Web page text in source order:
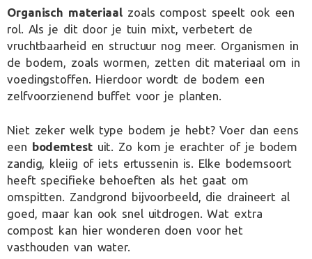
Organisch materiaal zoals compost speelt ook een
rol. Als je dit door je tuin mixt, verbetert de
vruchtbaarheid en structuur nog meer. Organismen in
de bodem, zoals wormen, zetten dit materiaal om in
voedingstoffen. Hierdoor wordt de bodem een
zelfvoorzienend buffet voor je planten.
Niet zeker welk type bodem je hebt? Voer dan eens
een bodemtestuit. Zo kom je erachter of je bodem
zandig, kleiig of iets ertussenin is. Elke bodemsoort
heeft specifieke behoeften als het gaat om
omspitten. Zandgrond bijvoorbeeld, die draineert al
goed, maar kan ook snel uitdrogen. Wat extra
compost kan hier wonderen doen voor het
vasthouden van water.